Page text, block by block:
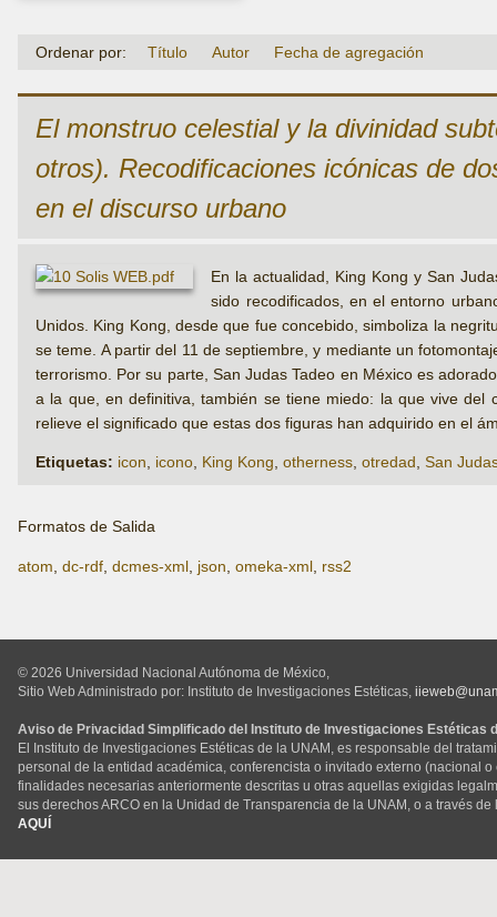
Ordenar por: Título Autor Fecha de agregación
El monstruo celestial y la divinidad
otros). Recodificaciones icónicas de
en el discurso urbano
En la actualidad, King Kong y San
sido recodificados, en el entorno
Unidos. King Kong, desde que fue concebido, simboliza la
se teme. A partir del 11 de septiembre, y mediante un
terrorismo. Por su parte, San Judas Tadeo en México es
a la que, en definitiva, también se tiene miedo: la que vive
relieve el significado que estas dos figuras han adquirido en el
Etiquetas: icon icono King Kong otherness otredad San
Formatos de Salida
atom, dc-rdf, dcmes-xml, json, omeka-xml, rss2
© 2026 Universidad Nacional Autónoma de México,
Sitio Web Administrado por: Instituto de Investigaciones Estéticas,
Aviso de Privacidad Simplificado del Instituto de Investigaciones Estéticas
El Instituto de Investigaciones Estéticas de la UNAM, es responsable del
personal de la entidad académica, conferencista o invitado externo (nacional
finalidades necesarias anteriormente descritas u otras aquellas exigidas
sus derechos ARCO en la Unidad de Transparencia de la UNAM, o a través
AQUÍ